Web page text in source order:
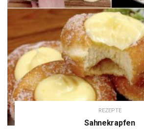
REZEPTE
Sahnekrapfen